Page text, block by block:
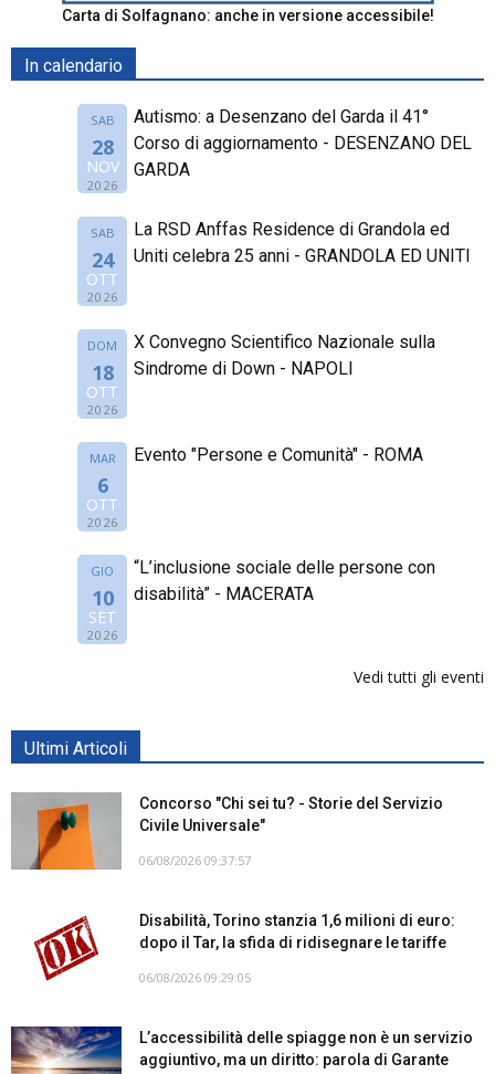
Carta di Solfagnano: anche in versione accessibile!
In calendario
SAB
28
NOV
2026
Autismo: a Desenzano del Garda il 41°
Corso di aggiornamento - DESENZANO DEL
GARDA
SAB
24
OTT
2026
La RSD Anffas Residence di Grandola ed
Uniti celebra 25 anni - GRANDOLA ED UNITI
DOM
18
OTT
2026
X Convegno Scientifico Nazionale sulla
Sindrome di Down - NAPOLI
MAR
6
OTT
2026
Evento "Persone e Comunità" - ROMA
GIO
10
SET
2026
“L’inclusione sociale delle persone con
disabilità” - MACERATA
Vedi tutti gli eventi
Ultimi Articoli
Concorso "Chi sei tu? - Storie del Servizio
Civile Universale"
06/08/2026 09:37:57
Disabilità, Torino stanzia 1,6 milioni di euro:
dopo il Tar, la sfida di ridisegnare le tariffe
06/08/2026 09:29:05
L’accessibilità delle spiagge non è un servizio
aggiuntivo, ma un diritto: parola di Garante